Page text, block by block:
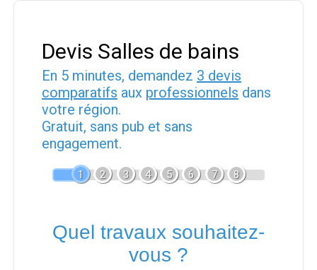
Devis Salles de bains
En 5 minutes, demandez 3 devis
comparatifs aux professionnels dans
votre région.
Gratuit, sans pub et sans
engagement.
1 2 3 4 5 6 7 8
Quel travaux souhaitez-
vous ?